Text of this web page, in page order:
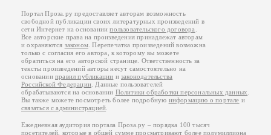
Портал Проза.ру предоставляет авторам возможность
свободной публикации своих литературных произведений в
сети Интернет на основаниипользовательского договора
Все авторские права на произведения принадлежат авторам
и охраняются законом . Перепечатка произведений возможна
только с согласия его автора, к которому вы можете
обратиться на его авторской странице. Ответственность за
тексты произведений авторы несут самостоятельно на
основанииправил публикации изаконодательства
Российской Федерации . Данные пользователей
обрабатываются на основании Политики обработки персональных данных
Вы также можете посмотреть более подробную информацию о портале и
связаться с администрацией
Ежедневная аудитория портала Проза.ру – порядка 100 тысяч
посетителей, которые в общей сумме просматривают более полумиллиона